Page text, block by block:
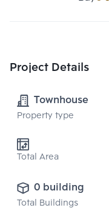
Project Details
Townhouse
Property type
Total Area
0 building
Total Buildings